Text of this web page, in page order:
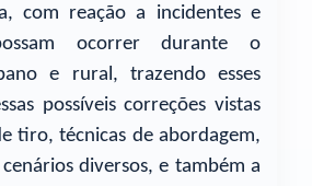
com reação a incidentes e
ocorrer durante o
e rural, trazendo esses
possíveis correções vistas
tiro, técnicas de abordagem,
diversos, e também a